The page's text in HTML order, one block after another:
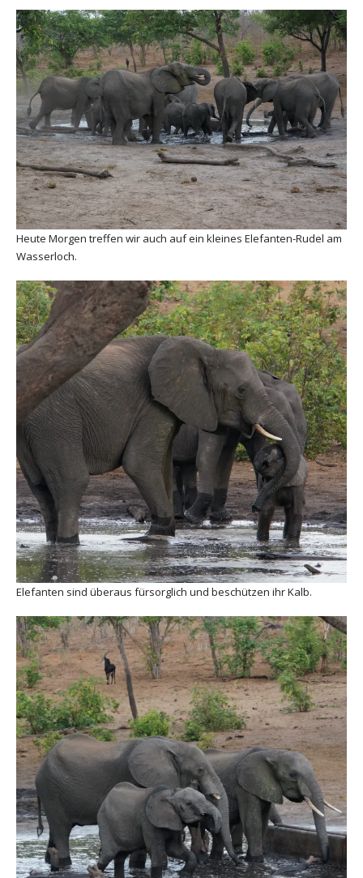
Heute Morgen treffen wir auch auf ein kleines Elefanten-Rudel am
Wasserloch.
Elefanten sind überaus fürsorglich und beschützen ihr Kalb.